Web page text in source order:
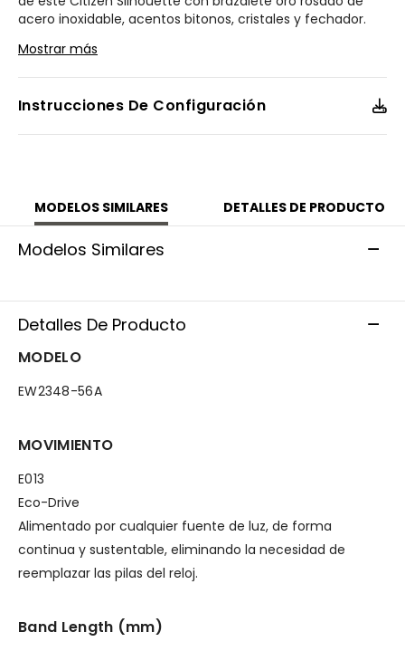
acero inoxidable, acentos bitonos, cristales y fechador.
Modelo #:EW2348-56A
Mostrar más
Instrucciones De Configuración
MODELOS SIMILARES DETALLES DE PRODUCTO
Modelos Similares
Detalles De Producto
MODELO
EW2348-56A
MOVIMIENTO
E013
Eco-Drive
Alimentado por cualquier fuente de luz, de forma
continua y sustentable, eliminando la necesidad de
reemplazar las pilas del reloj.
Band Length (mm)